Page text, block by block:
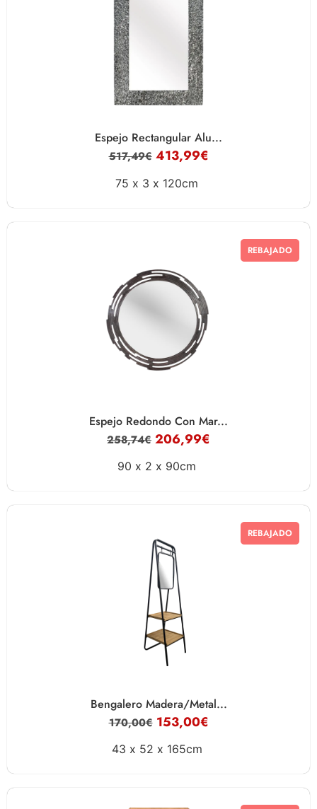
Espejo Rectangular Alu...
517,49€ 413,99€
75 x 3 x 120cm
REBAJADO
Espejo Redondo Con Mar...
258,74€ 206,99€
90 x 2 x 90cm
REBAJADO
Bengalero Madera/Metal...
170,00€ 153,00€
43 x 52 x 165cm